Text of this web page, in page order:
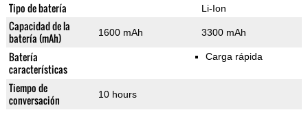
Tipo de batería Li-Ion
Capacidad de la
batería (mAh)
1600 mAh 3300 mAh
Batería
características
Carga rápida
Tiempo de
conversación
10 hours